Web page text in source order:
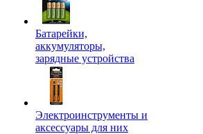
Батарейки,
аккумуляторы,
зарядные устройства
Электроинструменты и
аксессуары для них